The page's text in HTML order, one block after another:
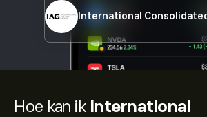
Hoe kan ik International